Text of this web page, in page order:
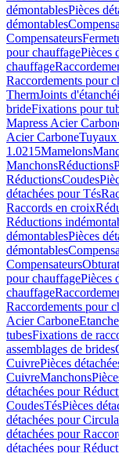
démontablesPièces
démontables
Compensateurs
pour chauffagePièces
chauffage
Raccordements pour
ThermJoints
brideFixations pour
Mapress Acier
Acier Carbone
1.0215Mamelons
ManchonsRéductions
RéductionsCoudes
détachées pour Tés
Raccords en croix
Réductions
démontablesPièces
démontables
Compensateurs
pour chauffagePièces
chauffage
Raccordements pour
Acier Carbone
tubesFixations de
assemblages de brides
CuivrePièces
CuivreManchons
détachées pour
CoudesTésPièces
détachées pour
détachées pour
détachées pour